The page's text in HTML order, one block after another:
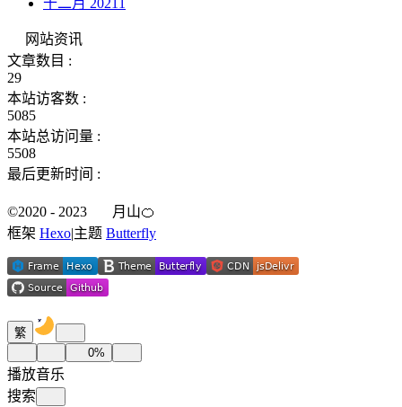
十二月 2021 1
网站资讯
文章数目 :
29
本站访客数 :
5085
本站总访问量 :
5508
最后更新时间 :
©2020 - 2023
月山🍊
框架 Hexo|主题 Butterfly
繁
0%
播放音乐
搜索